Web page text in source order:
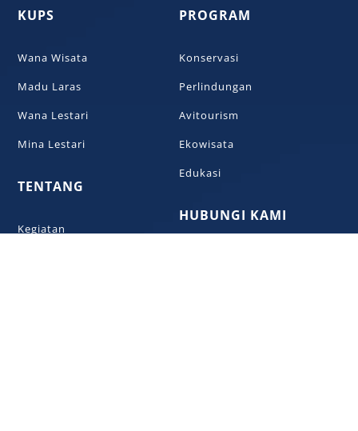
KUPS
Wana Wisata
Madu Laras
Wana Lestari
Mina Lestari
TENTANG
Kegiatan
PROGRAM
Konservasi
Perlindungan
Avitourism
Ekowisata
Edukasi
HUBUNGI KAMI